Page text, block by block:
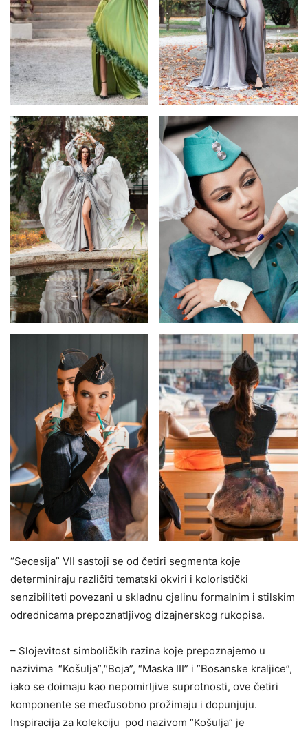
“Secesija” VII sastoji se od četiri segmenta koje
determiniraju različiti tematski okviri i koloristički
senzibiliteti povezani u skladnu cjelinu formalnim i stilskim
odrednicama prepoznatljivog dizajnerskog rukopisa.
– Slojevitost simboličkih razina koje prepoznajemo u
nazivima “Košulja”,“Boja”, “Maska III” i ”Bosanske kraljice”,
iako se doimaju kao nepomirljive suprotnosti, ove četiri
komponente se međusobno prožimaju i dopunjuju.
Inspiracija za kolekciju pod nazivom “Košulja” je